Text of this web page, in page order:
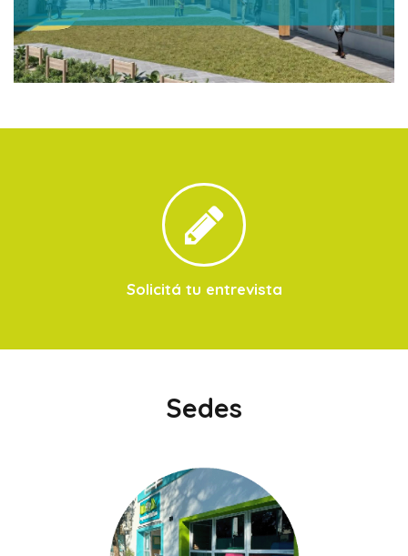
Solicitá tu entrevista
Sedes
Sede Demóstenes